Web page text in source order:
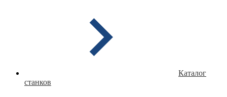
Каталог
станков